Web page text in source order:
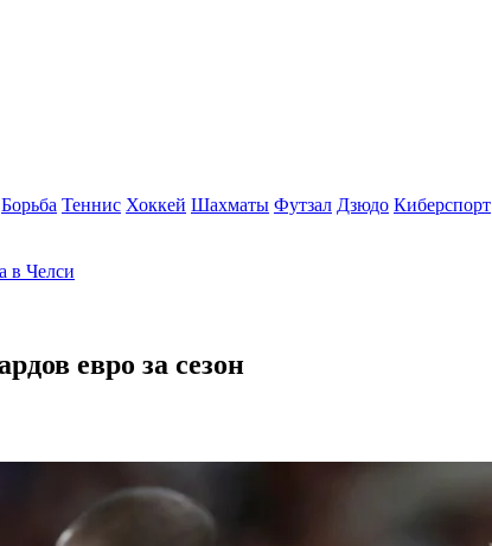
Борьба Теннис Хоккей Шахматы Футзал Дзюдо Киберспорт
в Челси
евро за сезон